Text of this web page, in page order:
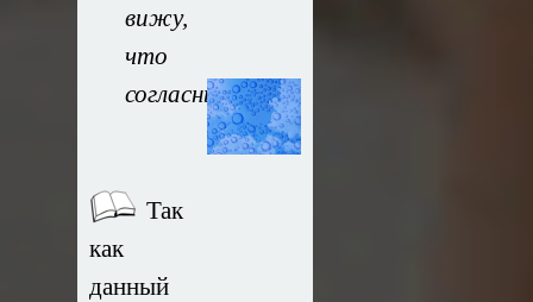
вижу,
что
согласны.
Так
как
данный